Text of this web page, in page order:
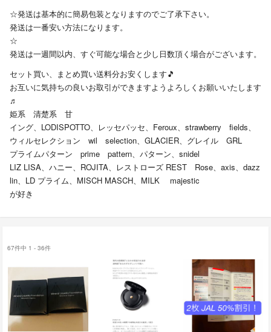
☆発送は基本的に簡易包装となりますのでご了承下さい。
発送は一番安い方法になります。
☆
発送は一週間以内、すぐ可能な場合と少し日数頂く場合がございます。
セット買い、まとめ買い送料分お安くします🎵
お互いに気持ちの良いお取引ができますようよろしくお願いいたします
♬
姫系 清楚系 甘
イング、LODISPOTTO、レッセパッセ、Feroux、strawberry fields、
ウィルセレクション wil selection、GLACIER、グレイル GRL
プライムパターン prime pattern、パターン、snidel
LIZ LISA、ハニー、ROJITA、レストローズ REST Rose、axis、dazz
lin、LD プライム、MISCH MASCH、MILK majestic
が好き
67件中 1 - 36件